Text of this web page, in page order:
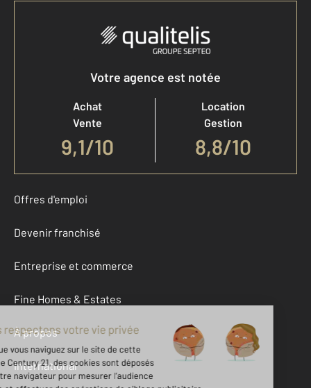
Votre agence est notée
Achat
Vente
9,1/10
Location
Gestion
8,8/10
Offres d'emploi
Devenir franchisé
Entreprise et commerce
Fine Homes & Estates
À propos
International